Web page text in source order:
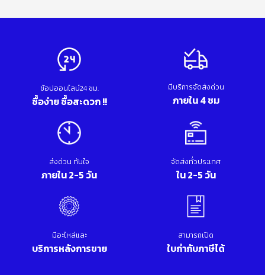
ช้อปออนไลน์24 ชม.
ซื้อง่าย ซื้อสะดวก !!
มีบริการจัดส่งด่วน
ภายใน 4 ชม
ส่งด่วน ทันใจ
ภายใน 2-5 วัน
จัดส่งทั่วประเทศ
ใน 2-5 วัน
มีอะไหล่และ
บริการหลังการขาย
สามารถเปิด
ใบกำกับภาษีได้